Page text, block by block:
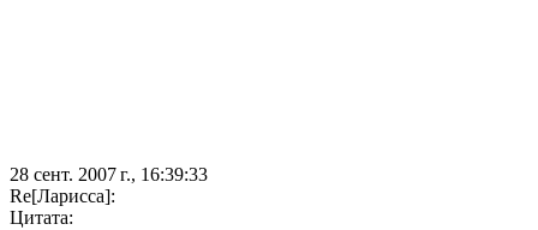
28 сент. 2007 г., 16:39:33
Re[Ларисса]:
Цитата: